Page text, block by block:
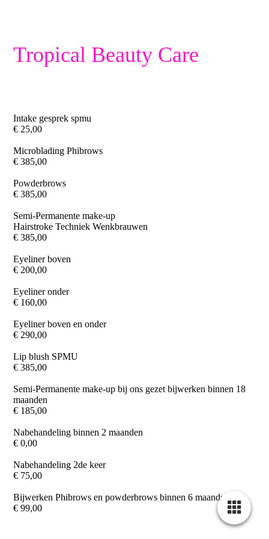
Tropical Beauty Care
Intake gesprek spmu
€ 25,00
Microblading Phibrows
€ 385,00
Powderbrows
€ 385,00
Semi-Permanente make-up
Hairstroke Techniek Wenkbrauwen
€ 385,00
Eyeliner boven
€ 200,00
Eyeliner onder
€ 160,00
Eyeliner boven en onder
€ 290,00
Lip blush SPMU
€ 385,00
Semi-Permanente make-up bij ons gezet bijwerken binnen 18
maanden
€ 185,00
Nabehandeling binnen 2 maanden
€ 0,00
Nabehandeling 2de keer
€ 75,00
Bijwerken Phibrows en powderbrows binnen 6 maanden
€ 99,00